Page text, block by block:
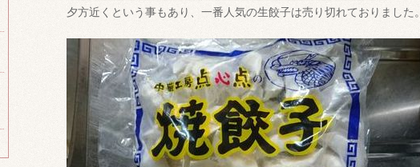
夕方近くという事もあり、一番人気の生餃子は売り切れておりました